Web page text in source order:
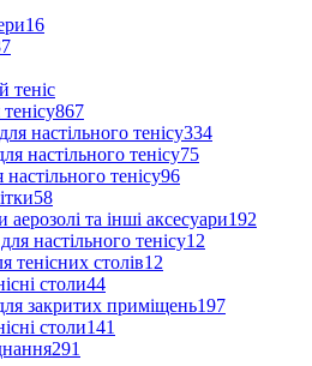
16
теніс
867
настільного тенісу334
настільного тенісу75
тенісу96
58
аерозолі та інші аксесуари192
настільного тенісу12
тенісних столів12
столи44
закритих приміщень197
столи141
291